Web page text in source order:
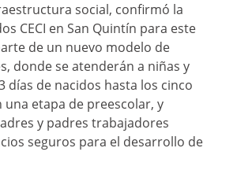
social, confirmó la
CECI en San Quintín para este
de un nuevo modelo de
donde se atenderán a niñas y
días de nacidos hasta los cinco
una etapa de preescolar, y
y padres trabajadores
seguros para el desarrollo de